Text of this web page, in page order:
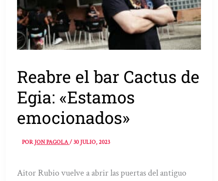
Reabre el bar Cactus de
Egia: «Estamos
emocionados»
PORJON PAGOLA/30 JULIO, 2023
Aitor Rubio vuelve a abrir las puertas del antiguo